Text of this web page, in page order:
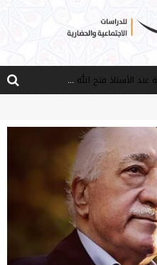
من هو فتح الله كولن مؤسس حركة الخدمة؟
حكيما